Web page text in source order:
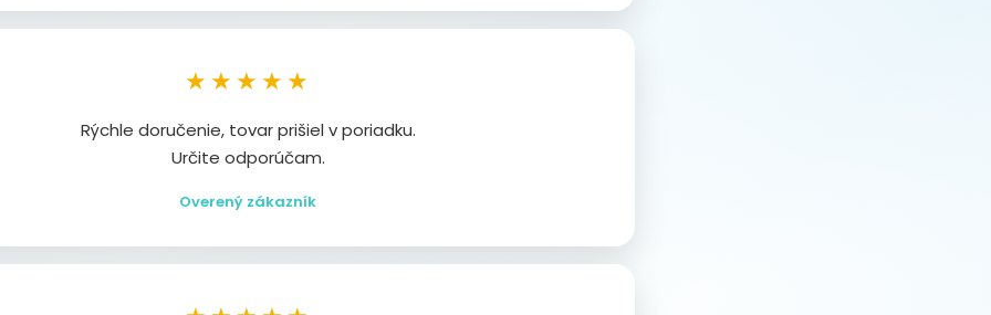
★★★★★
Rýchle doručenie, tovar prišiel v poriadku.
Určite odporúčam.
Overený zákazník